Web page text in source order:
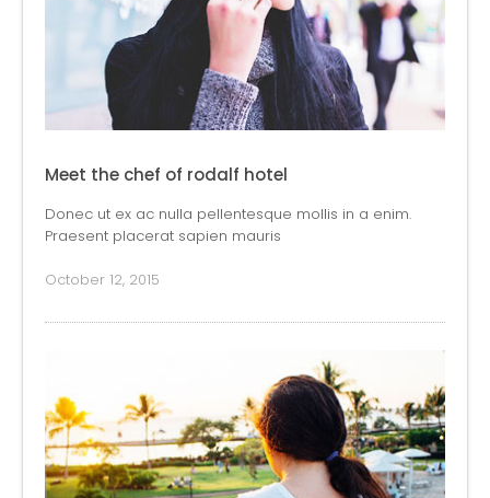
Meet the chef of rodalf hotel
Donec ut ex ac nulla pellentesque mollis in a enim.
Praesent placerat sapien mauris
October 12, 2015